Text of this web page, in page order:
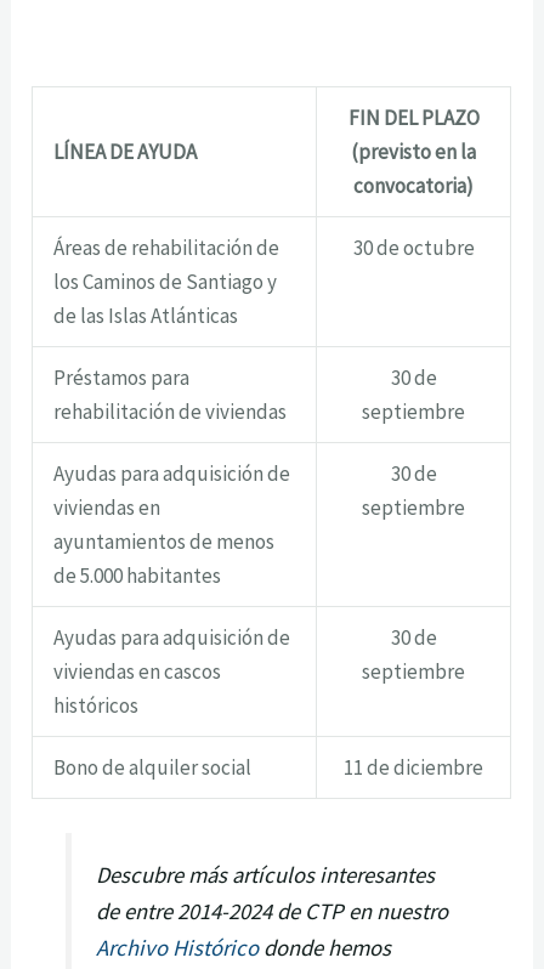
LÍNEA DE AYUDA
FIN DEL PLAZO
(previsto en la
convocatoria)
Áreas de rehabilitación de
los Caminos de Santiago y
de las Islas Atlánticas
30 de octubre
Préstamos para
rehabilitación de viviendas
30 de
septiembre
Ayudas para adquisición de
viviendas en
ayuntamientos de menos
de 5.000 habitantes
30 de
septiembre
Ayudas para adquisición de
viviendas en cascos
históricos
30 de
septiembre
Bono de alquiler social 11 de diciembre
Descubre más artículos interesantes
de entre 2014-2024 de CTP en nuestro
Archivo Históricodonde hemos